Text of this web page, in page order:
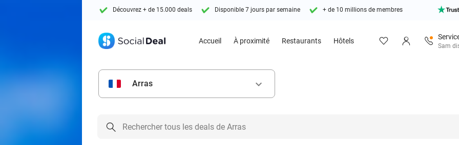
Découvrez + de 15.000 deals Disponible 7 jours par semaine + de 10 millions de membres
Accueil À proximité Restaurants Hôtels
Sam
Arras keyboard_arrow_down